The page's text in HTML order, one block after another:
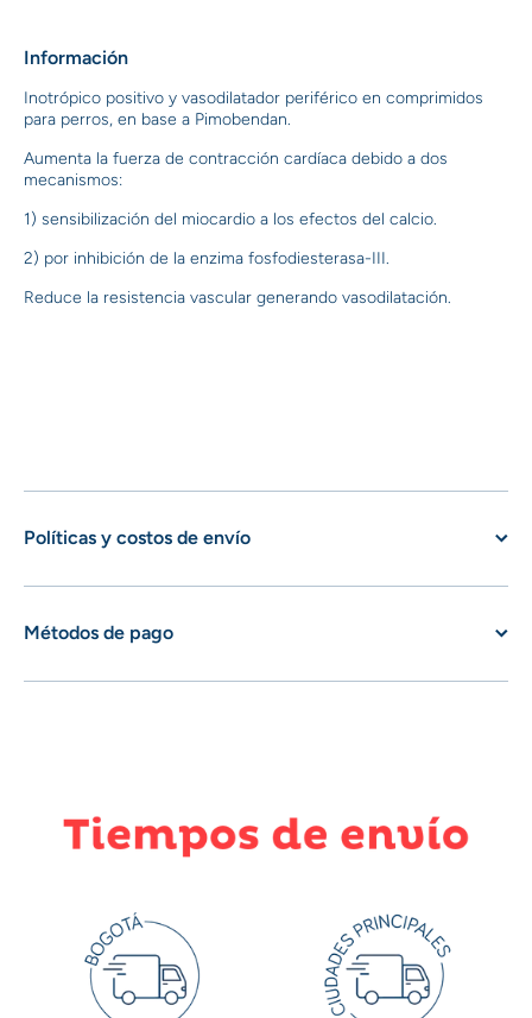
Información
Inotrópico positivo y vasodilatador periférico en comprimidos
para perros, en base a Pimobendan.
Aumenta la fuerza de contracción cardíaca debido a dos
mecanismos:
1) sensibilización del miocardio a los efectos del calcio.
2) por inhibición de la enzima fosfodiesterasa-III.
Reduce la resistencia vascular generando vasodilatación.
Políticas y costos de envío
Métodos de pago